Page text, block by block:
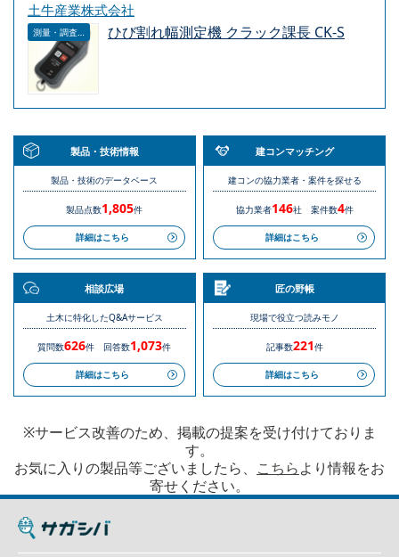
土牛産業株式会社
測量・調査・サービス ひび割れ幅測定機 クラック課長 CK-S
製品・技術情報
製品・技術のデータベース
製品点数1,805件
詳細はこちら
建コンマッチング
建コンの協力業者・案件を探せる
協力業者146社 案件数4件
詳細はこちら
相談広場
土木に特化したQ&Aサービス
質問数626件 回答数1,073件
詳細はこちら
匠の野帳
現場で役立つ読みモノ
記事数221件
詳細はこちら
※サービス改善のため、掲載の提案を受け付けておりま
す。
お気に入りの製品等ございましたら、 こちらより情報をお
寄せください。